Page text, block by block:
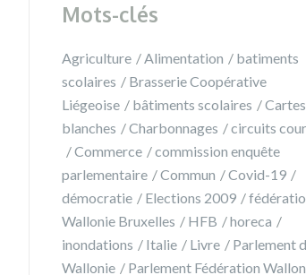
Mots-clés
Agriculture Alimentation
batiments
scolaires
Brasserie Coopérative
Liégeoise
bâtiments scolaires
Cartes
blanches
Charbonnages
circuits
Commerce
commission enquête
parlementaire
Commun
Covid-19
démocratie
Elections 2009
Wallonie Bruxelles
HFB
horeca
inondations
Italie Livre
Parlement
Wallonie
Parlement Fédération